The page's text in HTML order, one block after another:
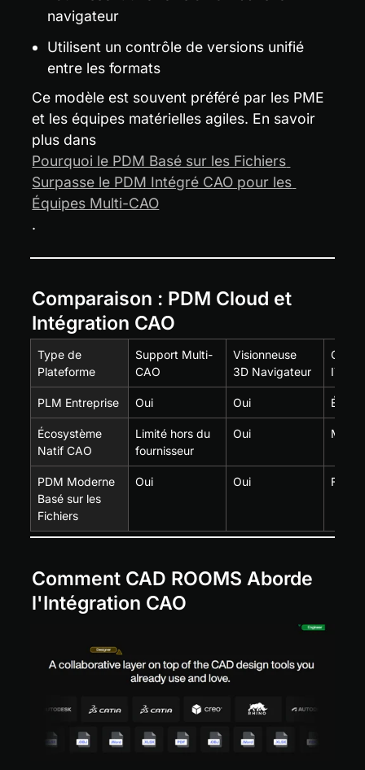
navigateur
Utilisent un contrôle de versions unifié
entre les formats
Ce modèle est souvent préféré par les PME
et les équipes matérielles agiles. En savoir
plus dans
Pourquoi le PDM Basé sur les Fichiers
Surpasse le PDM Intégré CAO pour les
Équipes Multi-CAO
.
Comparaison : PDM Cloud et
Intégration CAO
Type de
Plateforme
Support Multi-
CAO
Visionneuse
3D Navigateur
IT
PLM Entreprise Oui Oui
Écosystème
Natif CAO
Limité hors du
fournisseur
Oui
PDM Moderne
Basé sur les
Fichiers
Oui Oui Faible
Comment CAD ROOMS Aborde
l'Intégration CAO